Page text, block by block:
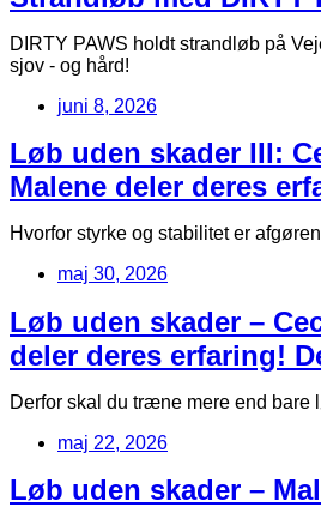
DIRTY PAWS holdt strandløb på
sjov - og hård!
juni 8, 2026
Løb uden skader III:
Malene deler deres
Hvorfor styrke og stabilitet er
maj 30, 2026
Løb uden skader –
deler deres erfaring!
Derfor skal du træne mere end bare
maj 22, 2026
Løb uden skader –